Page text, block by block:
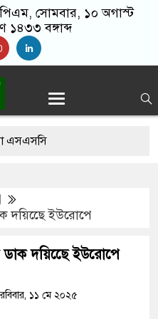
, সোমবার, ১০ অগাস্ট
১৪৩৩ বঙ্গাব্দ
নামই জানেন
পালা:
দয়িছেে ইউরোপে
ডাক দয়িছেে ইউরোপে
১১ মে ২০২৫